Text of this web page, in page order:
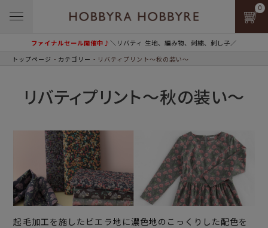
ファイナルセール開催中♪＼リバティ 生地、編み物、刺繍、刺し子／
0
トップページ カテゴリー リバティプリント～秋の装い～
リバティプリント～秋の装い～
起毛加工を施したビエラ地に濃色地のこっくりした配色を